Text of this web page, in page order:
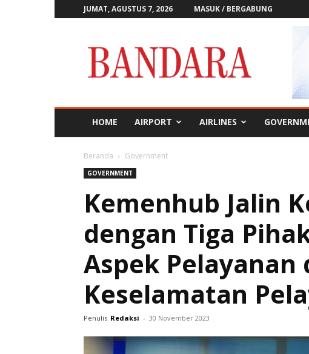
JUMAT, AGUSTUS 7, 2026 MASUK / BERGABUNG
Bandara
HOME AIRPORT AIRLINES
Beranda Government
GOVERNMENT
Kemenhub Jalin
dengan Tiga
Aspek Pelayanan
Keselamatan
Penulis Redaksi - 30 November 2023